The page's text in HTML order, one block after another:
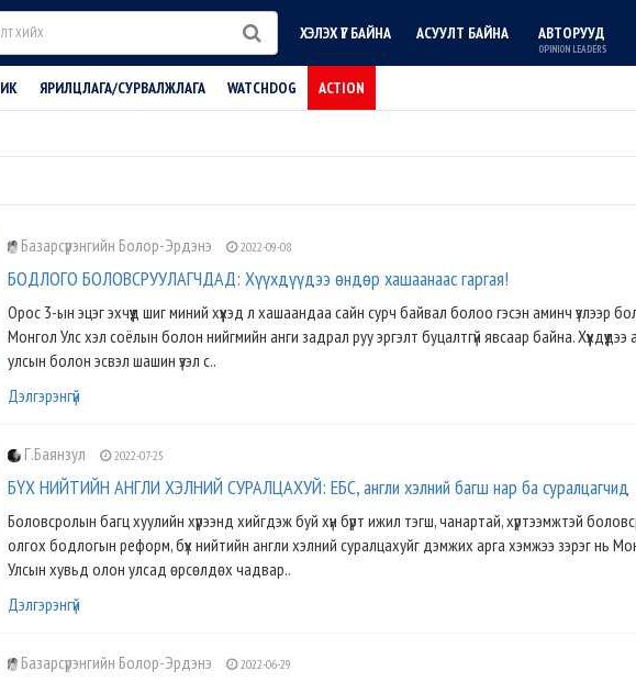
ХЭЛЭХ ҮГ БАЙНА АСУУЛТ БАЙНА АВТОРУУД
OPINION LEADERS
ЯРИЛЦЛАГА/СУРВАЛЖЛАГА WATCHDOG ACTION
Базарсүрэнгийн Болор-Эрдэнэ 2022-09-08
БОДЛОГО БОЛОВСРУУЛАГЧДАД: Хүүхдүүдээ өндөр хашаанаас гаргая!
Орос 3-ын эцэг эхчүүд шиг миний хүүхэд л хашаандаа сайн сурч байвал болоо гэсэн аминч үзлээр
Монгол Улс хэл соёлын болон нийгмийн анги задрал руу эргэлт буцалтгүй явсаар байна. Хүүхдүүдээ
улсын болон эсвэл шашин үзэл с..
Дэлгэрэнгүй
Г.Баянзул 2022-07-25
БҮХ НИЙТИЙН АНГЛИ ХЭЛНИЙ СУРАЛЦАХУЙ: ЕБС, англи хэлний багш нар ба суралцагчид
Боловсролын багц хуулийн хүрээнд хийгдэж буй хүн бүрт ижил тэгш, чанартай, хүртээмжтэй
олгох бодлогын реформ, бүх нийтийн англи хэлний суралцахуйг дэмжих арга хэмжээ зэрэг нь
Улсын хувьд олон улсад өрсөлдөх чадвар..
Дэлгэрэнгүй
Базарсүрэнгийн Болор-Эрдэнэ 2022-06-29